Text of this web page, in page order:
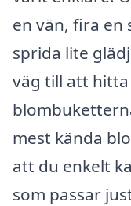
en vän, fira en
sprida lite
väg till att
mest kända
att du enkelt
som passar